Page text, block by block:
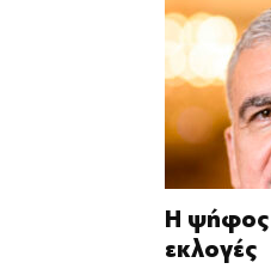
Η ψήφος
εκλογές